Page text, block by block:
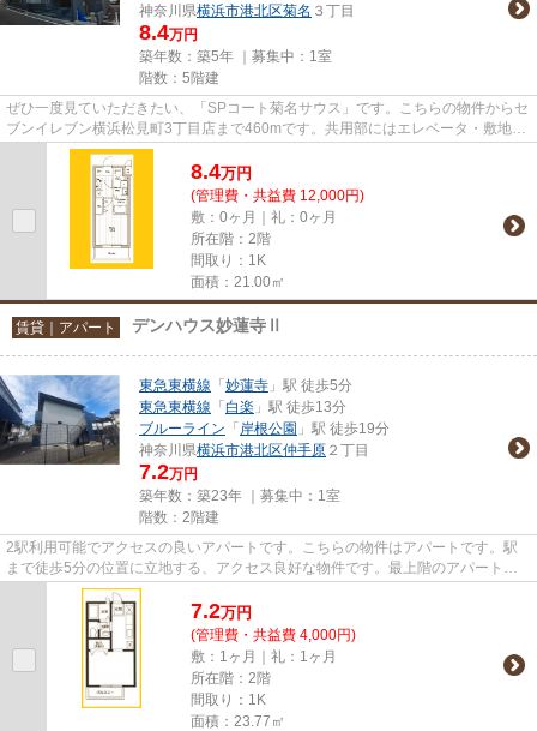
神奈川県横浜市港北区菊名 ３丁目
8.4万円
築年数：築5年 ｜募集中： 1室
階数：5階建
ぜひ一度見ていただきたい、「SPコート菊名サウス」です。こちらの物件からセ
ブンイレブン横浜松見町3丁目店まで460mです。共用部にはエレベータ・敷地内
ごみ置き場などが揃っておりま...
8.4万円
(管理費・共益費 12,000円)
敷：0ヶ月｜礼：0ヶ月
所在階：2階
間取り：1K
面積：21.00㎡
賃貸｜アパート デンハウス妙蓮寺Ⅱ
東急東横線 「 妙蓮寺 」駅 徒歩5分
東急東横線 「 白楽 」駅 徒歩13分
ブルーライン 「 岸根公園 」駅 徒歩19分
神奈川県横浜市港北区仲手原 ２丁目
7.2万円
築年数：築23年 ｜募集中： 1室
階数：2階建
2駅利用可能でアクセスの良いアパートです。こちらの物件はアパートです。駅
まで徒歩5分の位置に立地する、アクセス良好な物件です。最上階のアパートで
す。当社は、横浜市港北区で物...
7.2万円
(管理費・共益費 4,000円)
敷：1ヶ月｜礼：1ヶ月
所在階：2階
間取り：1K
面積：23.77㎡